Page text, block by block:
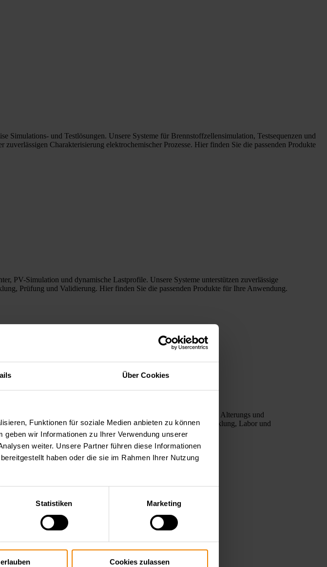
Über Cookies
Funktionen für soziale Medien anbieten zu können
wir Informationen zu Ihrer Verwendung unserer
weiter. Unsere Partner führen diese Informationen
haben oder die sie im Rahmen Ihrer Nutzung
Statistiken Marketing
Cookies zulassen
und Testlösungen. Unsere Systeme für Brennstoffzellensimulation, Testsequenzen und
Charakterisierung elektrochemischer Prozesse. Hier finden Sie die passenden Produkte
PV-Simulation und dynamische Lastprofile. Unsere Systeme unterstützen zuverlässige
Prüfung und Validierung. Hier finden Sie die passenden Produkte für Ihre Anwendung.
SMU Messungen, Pulsanwendungen, optoelektronische Tests sowie Alterungs und
und reproduzierbare Langzeitmessungen – ideal für Entwicklung, Labor und